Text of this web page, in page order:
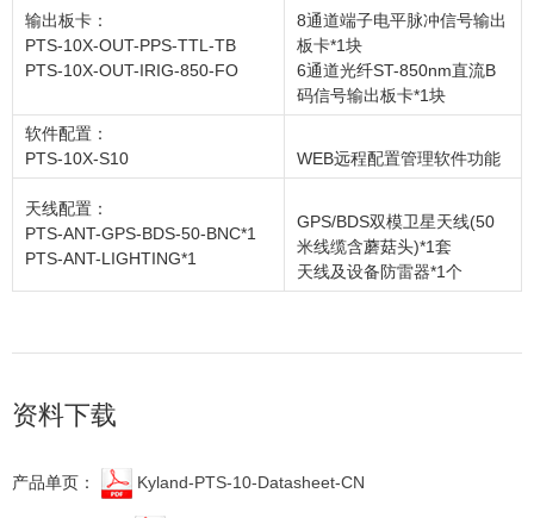
输出板卡：
PTS-10X-OUT-PPS-TTL-TB
PTS-10X-OUT-IRIG-850-FO
8通道端子电平脉冲信号输出
板卡*1块
6通道光纤ST-850nm直流B
码信号输出板卡*1块
软件配置：
PTS-10X-S10
WEB远程配置管理软件功能
天线配置：
PTS-ANT-GPS-BDS-50-BNC*1
PTS-ANT-LIGHTING*1
GPS/BDS双模卫星天线(50
米线缆含蘑菇头)*1套
天线及设备防雷器*1个
资料下载
产品单页： Kyland-PTS-10-Datasheet-CN